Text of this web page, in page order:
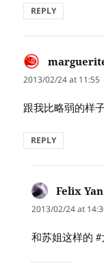
REPLY
2013/02/24 at 11:55
跟我比略弱的样子
REPLY
Felix Yan
2013/02/24 at
和苏姐这样的